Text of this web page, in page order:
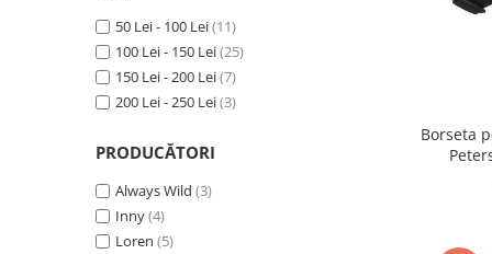
50 Lei - 100 Lei(11)
100 Lei - 150 Lei(25)
150 Lei - 200 Lei(7)
200 Lei - 250 Lei(3)
PRODUCĂTORI
Always Wild (3)
Inny(4)
Loren (5)
Borseta